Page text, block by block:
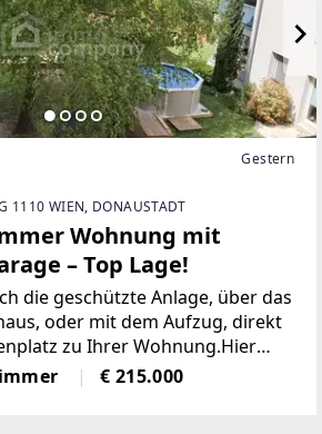
Gestern
1110 WIEN, DONAUSTADT
Wohnung mit
– Top Lage!
die geschützte Anlage, über das
oder mit dem Aufzug, direkt
zu Ihrer Wohnung.Hier
freundliche Zimmer, die eine
zum rundum
€ 215.000